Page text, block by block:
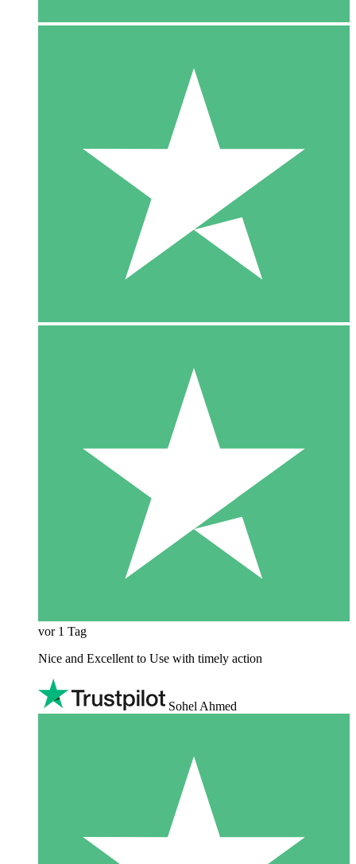
vor 1 Tag
Nice and Excellent to Use with timely action
Sohel Ahmed